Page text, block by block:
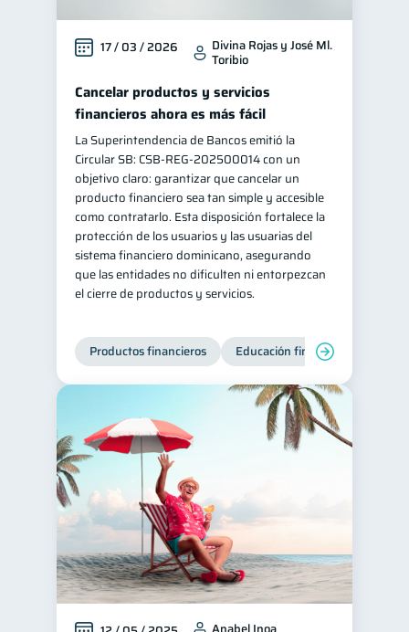
17 / 03 / 2026 Divina Rojas y José Ml.
Toribio
Cancelar productos y servicios
financieros ahora es más fácil
La Superintendencia de Bancos emitió la
Circular SB: CSB‑REG‑202500014 con un
objetivo claro: garantizar que cancelar un
producto financiero sea tan simple y accesible
como contratarlo. Esta disposición fortalece la
protección de los usuarios y las usuarias del
sistema financiero dominicano, asegurando
que las entidades no dificulten ni entorpezcan
el cierre de productos y servicios.
Productos financieros Educación financiera